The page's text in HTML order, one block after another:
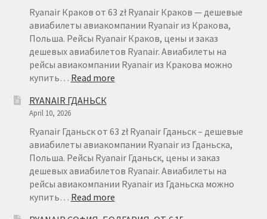
Ryanair Краков от 63 zł Ryanair Краков — дешевые
авиабилеты авиакомпании Ryanair из Кракова,
Польша. Рейсы Ryanair Краков, цены и заказ
дешевых авиабилетов Ryanair. Авиабилеты на
рейсы авиакомпании Ryanair из Кракова можно
купить… Read more:
RYANAIR ГДАНЬСК
April 10, 2026
Ryanair Гданьск от 63 zł Ryanair Гданьск – дешевые
авиабилеты авиакомпании Ryanair из Гданьска,
Польша. Рейсы Ryanair Гданьск, цены и заказ
дешевых авиабилетов Ryanair. Авиабилеты на
рейсы авиакомпании Ryanair из Гданьска можно
купить… Read more: